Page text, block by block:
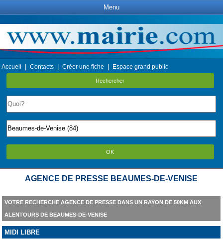
Menu
Accueil Contacts Créer une fiche Espace grand public
Rechercher
OK
AGENCE DE PRESSE BEAUMES-DE-VENISE
VOTRE RECHERCHE AGENCE DE PRESSE DANS UN RAYON DE 50KM AUX
ALENTOURS DE BEAUMES-DE-VENISE
MIDI LIBRE